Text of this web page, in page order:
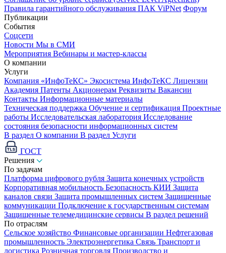
Правила гарантийного обслуживания ПАК ViPNet Форум
Публикации
События
Соцсети
Новости Мы в СМИ
Мероприятия Вебинары и мастер-классы
О компании
Услуги
Компания «ИнфоТеКС» Экосистема ИнфоТеКС Лицензии
Академия Патенты Акционерам Реквизиты Вакансии
Контакты Информационные материалы
Техническая поддержка Обучение и сертификация Проектные
работы Исследовательская лаборатория Исследование
состояния безопасности информационных систем
В раздел О компании В раздел Услуги
ГОСТ
Решения
По задачам
Платформа цифрового рубля Защита конечных устройств
Корпоративная мобильность Безопасность КИИ Защита
каналов связи Защита промышленных систем Защищенные
коммуникации Подключение к государственным системам
Защищенные телемедицинские сервисы В раздел решений
По отраслям
Сельское хозяйство Финансовые организации Нефтегазовая
промышленность Электроэнергетика Связь Транспорт и
логистика Розничная торговля Производство и